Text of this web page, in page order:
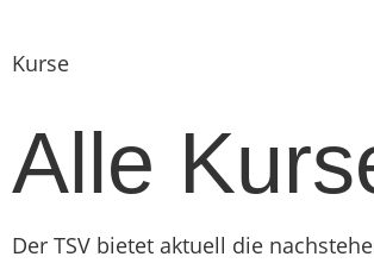
Kurse
Alle
Der TSV bietet aktuell die